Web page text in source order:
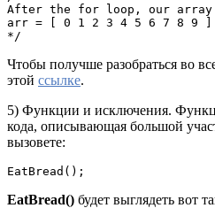
After the for loop, our
arr = [ 0 1 2 3 4 5 6 7 8 9 ]
*/
Чтобы получше разобраться во
этой ссылке.
5) Функции и исключения.
кода, описывающая большой
вызовете:
EatBread();
EatBread() будет выглядеть вот